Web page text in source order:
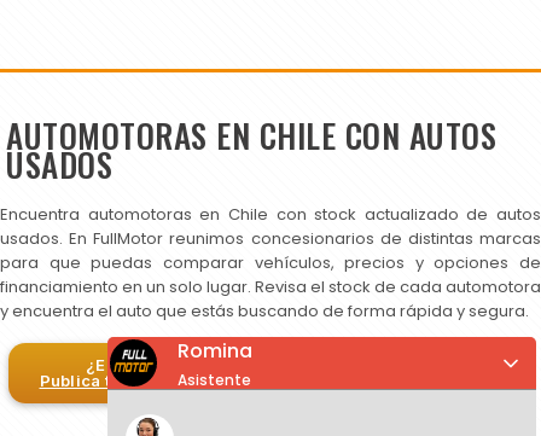
AUTOMOTORAS EN CHILE CON AUTOS
USADOS
Encuentra automotoras en Chile con stock actualizado de autos
usados. En FullMotor reunimos concesionarios de distintas marcas
para que puedas comparar vehículos, precios y opciones de
financiamiento en un solo lugar. Revisa el stock de cada automotora
y encuentra el auto que estás buscando de forma rápida y segura.
¿Eres automotora?
Publica tus autos en FullMotor
Romina
Asistente